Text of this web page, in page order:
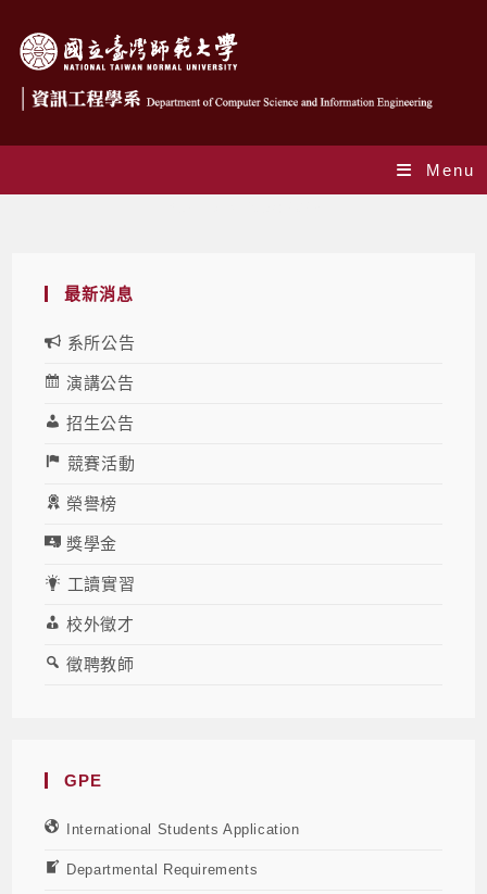
Menu
最新消息
系所公告
演講公告
招生公告
競賽活動
榮譽榜
獎學金
工讀實習
校外徵才
徵聘教師
GPE
International Students Application
Departmental Requirements